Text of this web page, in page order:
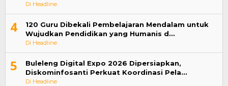
Di Headline
4
120 Guru Dibekali Pembelajaran Mendalam untuk
Wujudkan Pendidikan yang Humanis d…
Di Headline
5
Buleleng Digital Expo 2026 Dipersiapkan,
Diskominfosanti Perkuat Koordinasi Pela…
Di Headline